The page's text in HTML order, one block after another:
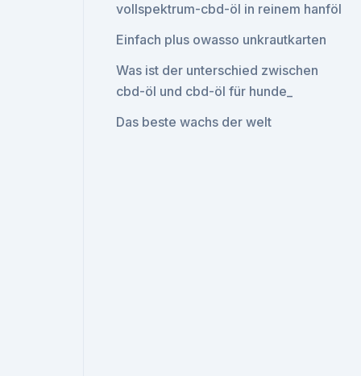
vollspektrum-cbd-öl in reinem hanföl
Einfach plus owasso unkrautkarten
Was ist der unterschied zwischen
cbd-öl und cbd-öl für hunde_
Das beste wachs der welt